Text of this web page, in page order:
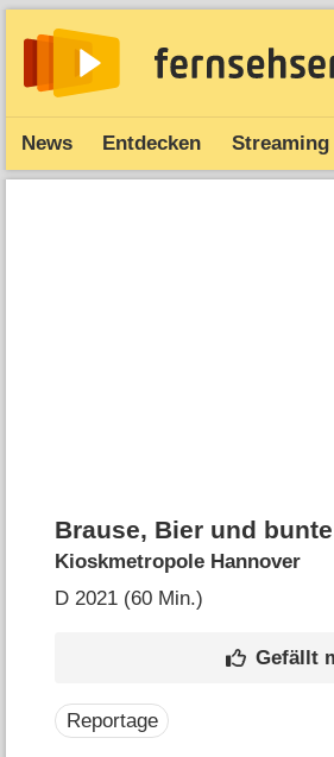
News Entdecken Streaming
Brause, Bier und
Kioskmetropole Hannover
D 2021 (60 Min.)
Reportage